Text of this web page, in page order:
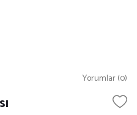
Yorumlar (0)